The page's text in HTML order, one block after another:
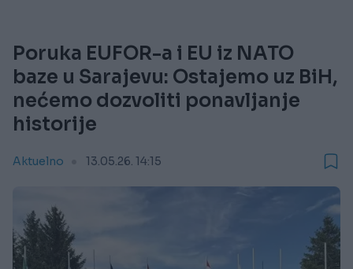
Poruka EUFOR-a i EU iz NATO
baze u Sarajevu: Ostajemo uz BiH,
nećemo dozvoliti ponavljanje
historije
Aktuelno 13.05.26. 14:15